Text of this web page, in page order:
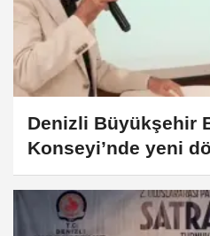
Denizli Büyükşehir
Konseyi’nde yeni